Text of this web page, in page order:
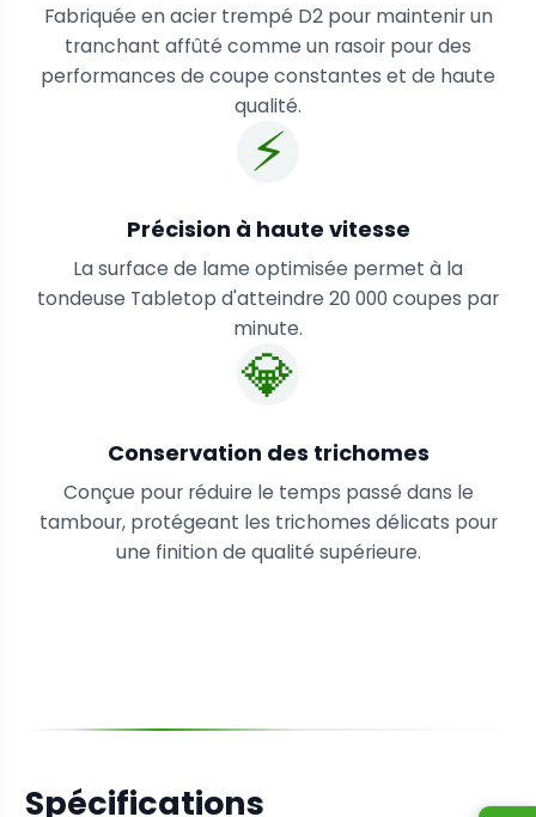
Fabriquée en acier trempé D2 pour maintenir un
tranchant affûté comme un rasoir pour des
performances de coupe constantes et de haute
qualité.
⚡
Précision à haute vitesse
La surface de lame optimisée permet à la
tondeuse Tabletop d'atteindre 20 000 coupes par
minute.
💎
Conservation des trichomes
Conçue pour réduire le temps passé dans le
tambour, protégeant les trichomes délicats pour
une finition de qualité supérieure.
Spécifications